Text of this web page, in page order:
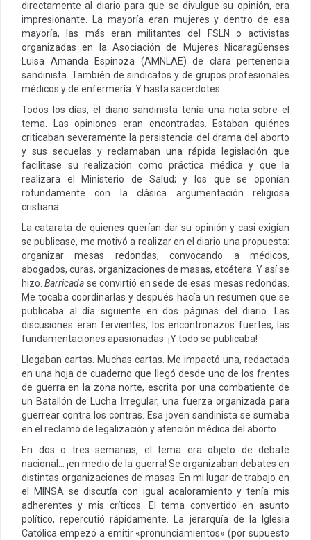
directamente al diario para que se divulgue su opinión, era
impresionante. La mayoría eran mujeres y dentro de esa
mayoría, las más eran militantes del FSLN o activistas
organizadas en la Asociación de Mujeres Nicaragüenses
Luisa Amanda Espinoza (AMNLAE) de clara pertenencia
sandinista. También de sindicatos y de grupos profesionales
médicos y de enfermería. Y hasta sacerdotes…
Todos los días, el diario sandinista tenía una nota sobre el
tema. Las opiniones eran encontradas. Estaban quiénes
criticaban severamente la persistencia del drama del aborto
y sus secuelas y reclamaban una rápida legislación que
facilitase su realización como práctica médica y que la
realizara el Ministerio de Salud; y los que se oponían
rotundamente con la clásica argumentación religiosa
cristiana.
La catarata de quienes querían dar su opinión y casi exigían
se publicase, me motivó a realizar en el diario una propuesta:
organizar mesas redondas, convocando a médicos,
abogados, curas, organizaciones de masas, etcétera. Y así se
hizo.Barricada se convirtió en sede de esas mesas redondas.
Me tocaba coordinarlas y después hacía un resumen que se
publicaba al día siguiente en dos páginas del diario. Las
discusiones eran fervientes, los encontronazos fuertes, las
fundamentaciones apasionadas. ¡Y todo se publicaba!
Llegaban cartas. Muchas cartas. Me impactó una, redactada
en una hoja de cuaderno que llegó desde uno de los frentes
de guerra en la zona norte, escrita por una combatiente de
un Batallón de Lucha Irregular, una fuerza organizada para
guerrear contra los contras. Esa joven sandinista se sumaba
en el reclamo de legalización y atención médica del aborto.
En dos o tres semanas, el tema era objeto de debate
nacional… ¡en medio de la guerra! Se organizaban debates en
distintas organizaciones de masas. En mi lugar de trabajo en
el MINSA se discutía con igual acaloramiento y tenía mis
adherentes y mis críticos. El tema convertido en asunto
político, repercutió rápidamente. La jerarquía de la Iglesia
Católica empezó a emitir «pronunciamientos» (por supuesto